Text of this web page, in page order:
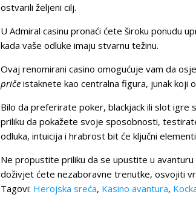
ostvarili željeni cilj.
U Admiral casinu pronaći ćete široku ponudu
kada vaše odluke imaju stvarnu težinu.
Ovaj renomirani casino omogućuje vam da
priče istaknete kao centralna figura, junak koji
Bilo da preferirate poker, blackjack ili slot igre
priliku da pokažete svoje sposobnosti,
odluka, intuicija i hrabrost bit će ključni
Ne propustite priliku da se upustite u
doživjet ćete nezaboravne trenutke, osvojiti
Tagovi: Herojska sreća, Kasino avantura,